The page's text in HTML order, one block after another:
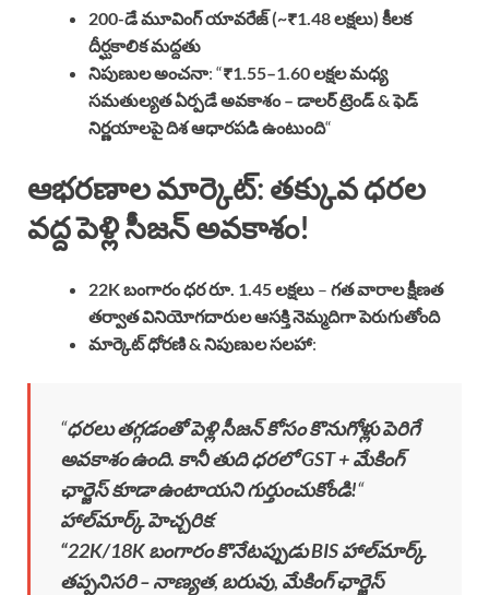
200-డే మూవింగ్ యావరేజ్ (~₹1.48 లక్షలు) కీలక
దీర్ఘకాలిక మద్దతు
నిపుణుల అంచనా: “₹1.55–1.60 లక్షల మధ్య
సమతుల్యత ఏర్పడే అవకాశం – డాలర్ ట్రెండ్ & ఫెడ్
నిర్ణయాలపై దిశ ఆధారపడి ఉంటుంది“
ఆభరణాల మార్కెట్: తక్కువ ధరల
వద్ద పెళ్లి సీజన్ అవకాశం!
22K బంగారం ధర రూ. 1.45 లక్షలు – గత వారాల క్షీణత
తర్వాత వినియోగదారుల ఆసక్తి నెమ్మదిగా పెరుగుతోంది
మార్కెట్ ధోరణి & నిపుణుల సలహా:
“ధరలు తగ్గడంతో పెళ్లి సీజన్ కోసం కొనుగోళ్లు పెరిగే
అవకాశం ఉంది. కానీ తుది ధరలో GST + మేకింగ్
ఛార్జెస్ కూడా ఉంటాయని గుర్తుంచుకోండి!“
హాల్‌మార్క్ హెచ్చరిక:
“22K/18K బంగారం కొనేటప్పుడు BIS హాల్‌మార్క్
తప్పనిసరి – నాణ్యత, బరువు, మేకింగ్ ఛార్జెస్